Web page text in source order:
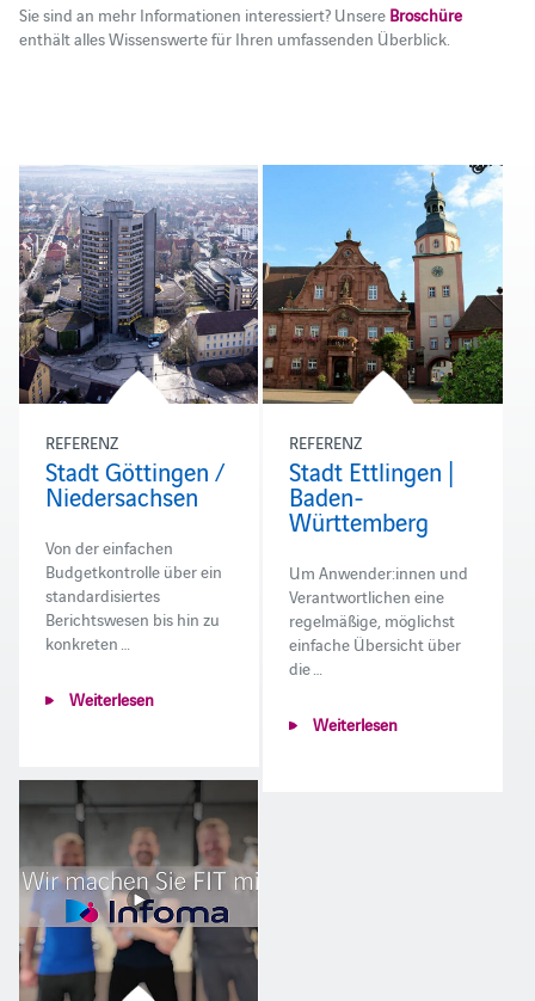
Sie sind an mehr Informationen interessiert? Unsere Broschüre
enthält alles Wissenswerte für Ihren umfassenden Überblick.
REFERENZ
Stadt Göttingen /
Niedersachsen
Von der einfachen
Budgetkontrolle über ein
standardisiertes
Berichtswesen bis hin zu
konkreten …
Weiterlesen
REFERENZ
Stadt Ettlingen |
Baden-
Württemberg
Um Anwender:innen und
Verantwortlichen eine
regelmäßige, möglichst
einfache Übersicht über
die …
Weiterlesen